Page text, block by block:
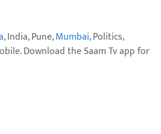
, India, Pune,Mumbai, Politics,
Download the Saam Tv app for